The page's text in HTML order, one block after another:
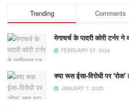
Trending Comments
मेगाचर्च के पादरी कोरी टर्नर
FEBRUARY 27, 2024
क्या रूस ईसा-विरोधी पर 'रोक'
JANUARY 7, 2025